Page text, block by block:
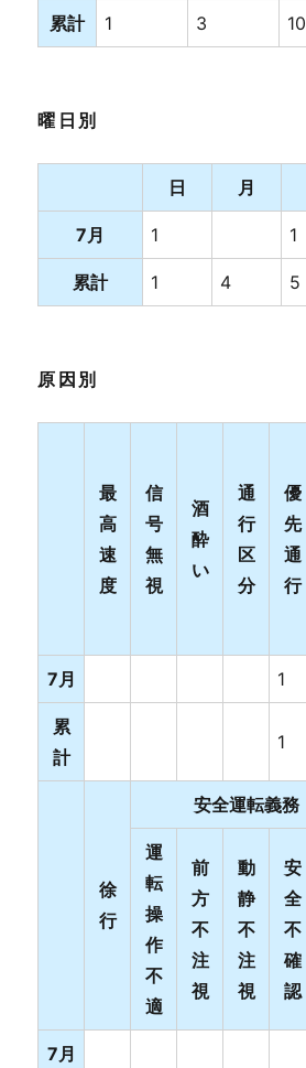
累計 1 3 10
曜日別
日 月
7月 1 1
累計 1 4 5
原因別
最
高
速
度
信
号
無
視
酒
酔
い
通
行
区
分
優
先
通
行
7月 1
累
計
1
徐
行
安全運転義務
運
転
操
作
不
適
前
方
不
注
視
動
静
不
注
視
安
全
不
確
認
7月